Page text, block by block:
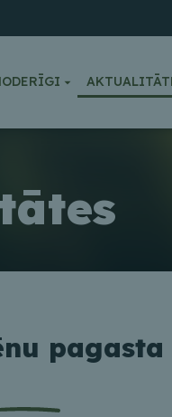
pagasta